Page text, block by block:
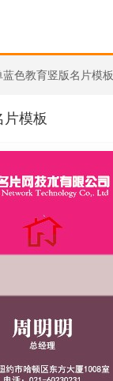
蓝色教育竖版名片模板
片模板